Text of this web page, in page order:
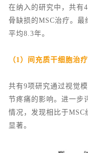
在纳入的研究中，共有
骨缺损的MSC治疗。最
平均8.3年。
（1） 间充质干细胞治
共有9项研究通过视觉
节疼痛的影响。进一步
情况，发现相比于MSC
显著。